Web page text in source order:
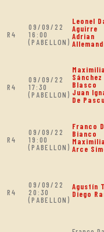
R4
09/09/22
16:00
(PABELLON)
Leonel
Aguirre
Adrian
R4
09/09/22
17:30
(PABELLON)
Sánchez
Blasco
Juan
De
R4
09/09/22
19:00
(PABELLON)
Franco
Bianco
Arce
R4
09/09/22
20:30
(PABELLON)
Agustín
Diego